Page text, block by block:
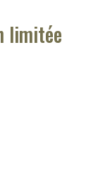
limitée